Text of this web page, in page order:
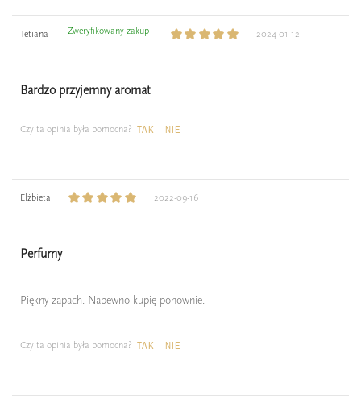
Tetiana Zweryfikowany zakup 2024-01-12
Bardzo przyjemny aromat
Czy ta opinia była pomocna? TAK NIE
Elżbieta 2022-09-16
Perfumy
Piękny zapach. Napewno kupię ponownie.
Czy ta opinia była pomocna? TAK NIE